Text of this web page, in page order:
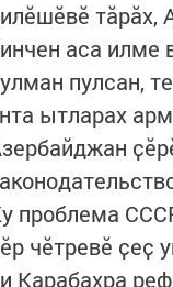
тӑрӑх,
аса илме
пулсан,
ытларах
проблема
чӗтревӗ ҫеҫ
Карабахра